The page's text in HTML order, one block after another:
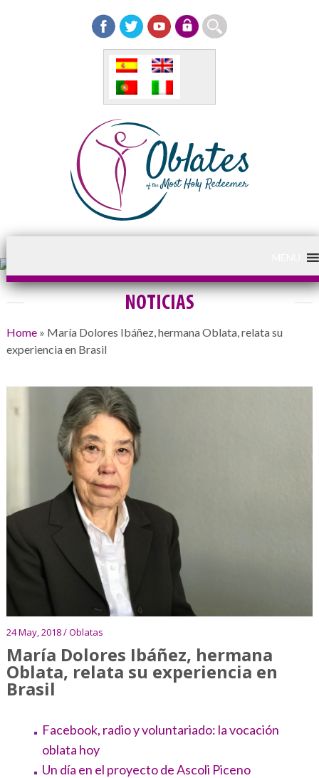
NOTICIAS
Home» María Dolores Ibáñez, hermana Oblata, relata su
experiencia en Brasil
24 May, 2018 / Oblatas
María Dolores Ibáñez, hermana
Oblata, relata su experiencia en
Brasil
Facebook, radio y voluntariado: la vocación
oblata hoy
Un día en el proyecto de Ascoli Piceno